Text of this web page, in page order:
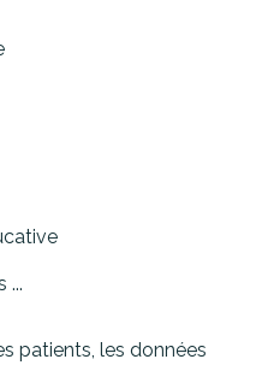
...
patients, les données